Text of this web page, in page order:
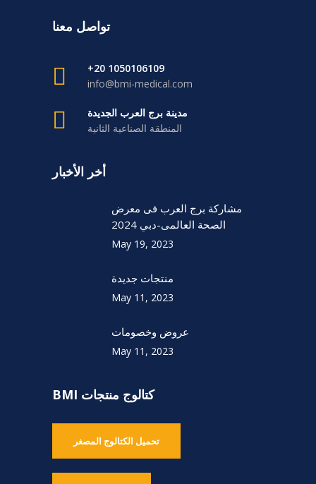
تواصل معنا
1050106109 20+
info@bmi-medical.com
مدينة برج العرب الجديدة
المنطقة الصناعية الثانية
أخر الأخبار
مشاركة برج العرب فى معرض
الصحة العالمى-دبي 2024
May 19, 2023
منتجات جديدة
May 11, 2023
عروض وخصومات
May 11, 2023
كتالوج منتجات BMI
تحميل الكتالوج المصغر